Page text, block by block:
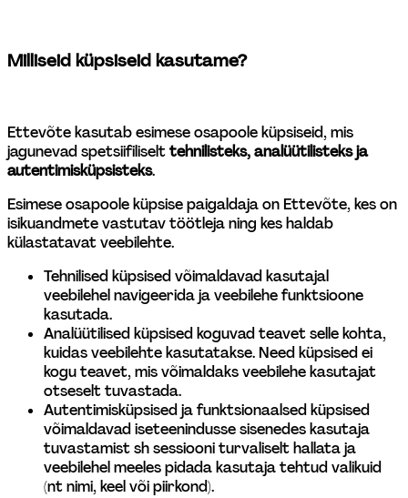
Milliseid küpsiseid kasutame?
Ettevõte kasutab esimese osapoole küpsiseid, mis
jagunevad spetsiifiliselt tehnilisteks, analüütilisteks ja
autentimisküpsisteks.
Esimese osapoole küpsise paigaldaja on Ettevõte, kes on
isikuandmete vastutav töötleja ning kes haldab
külastatavat veebilehte.
Tehnilised küpsised võimaldavad kasutajal
veebilehel navigeerida ja veebilehe funktsioone
kasutada.
Analüütilised küpsised koguvad teavet selle kohta,
kuidas veebilehte kasutatakse. Need küpsised ei
kogu teavet, mis võimaldaks veebilehe kasutajat
otseselt tuvastada.
Autentimisküpsised ja funktsionaalsed küpsised
võimaldavad iseteenindusse sisenedes kasutaja
tuvastamist sh sessiooni turvaliselt hallata ja
veebilehel meeles pidada kasutaja tehtud valikuid
(nt nimi, keel või piirkond).